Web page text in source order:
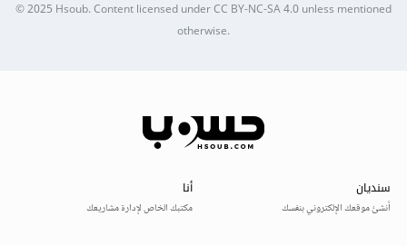
© 2025Hsoub.Content licensed underCC BY-NC-SA 4.0unless mentioned
otherwise.